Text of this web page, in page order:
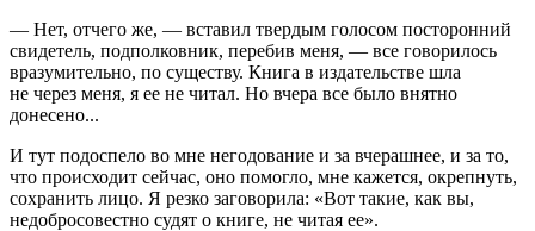
— Нет, отчего же, — вставил твердым голосом посторонний
свидетель, подполковник, перебив меня, — все говорилось
вразумительно, по существу. Книга в издательстве шла
не через меня, я ее не читал. Но вчера все было внятно
донесено...
И тут подоспело во мне негодование и за вчерашнее, и за то,
что происходит сейчас, оно помогло, мне кажется, окрепнуть,
сохранить лицо. Я резко заговорила: «Вот такие, как вы,
недобросовестно судят о книге, не читая ее».